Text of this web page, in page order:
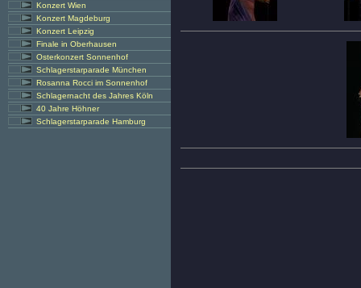
Konzert Wien
Konzert Magdeburg
Konzert Leipzig
Finale in Oberhausen
Osterkonzert Sonnenhof
Schlagerstarparade München
Rosanna Rocci im Sonnenhof
Schlagernacht des Jahres Köln
40 Jahre Höhner
Schlagerstarparade Hamburg